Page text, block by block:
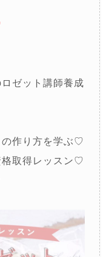
ゼット講師養成
の作り方を学ぶ♡
格取得レッスン♡